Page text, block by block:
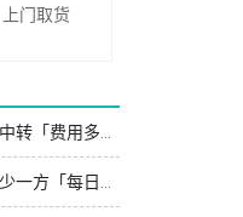
上门取货
深圳到黑河物流专线_无需中转「费用多少」
福田区到黄冈物流专线_多少一方「每日发车」